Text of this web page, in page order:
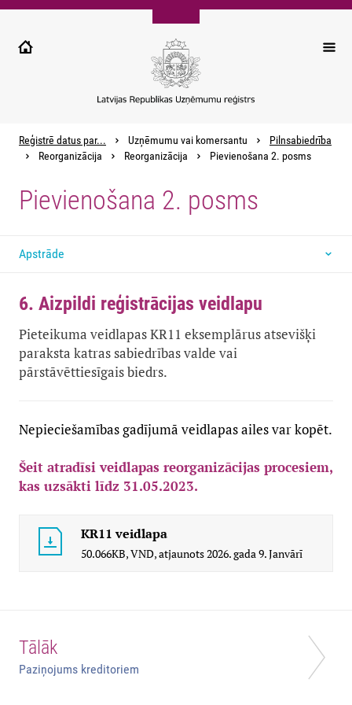
Pārlekt
galveno
Reģistrē datus par... Uzņēmumu vai komersantu
Pilnsabiedrība
Reorganizācija
Reorganizācija Pievienošana 2. posms
Pievienošana 2. posms
Apstrāde
6. Aizpildi reģistrācijas veidlapu
Pieteikuma veidlapas KR11 eksemplārus atsevišķi
paraksta katras sabiedrības valde vai
pārstāvēttiesīgais biedrs.
Nepieciešamības gadījumā veidlapas ailes var kopēt.
Šeit atradīsi veidlapas reorganizācijas procesiem,
kas uzsākti līdz 31.05.2023.
KR11 veidlapa
50.066KB,VND,atjaunots2026. gada 9. Janvārī
Tālāk
Paziņojums kreditoriem